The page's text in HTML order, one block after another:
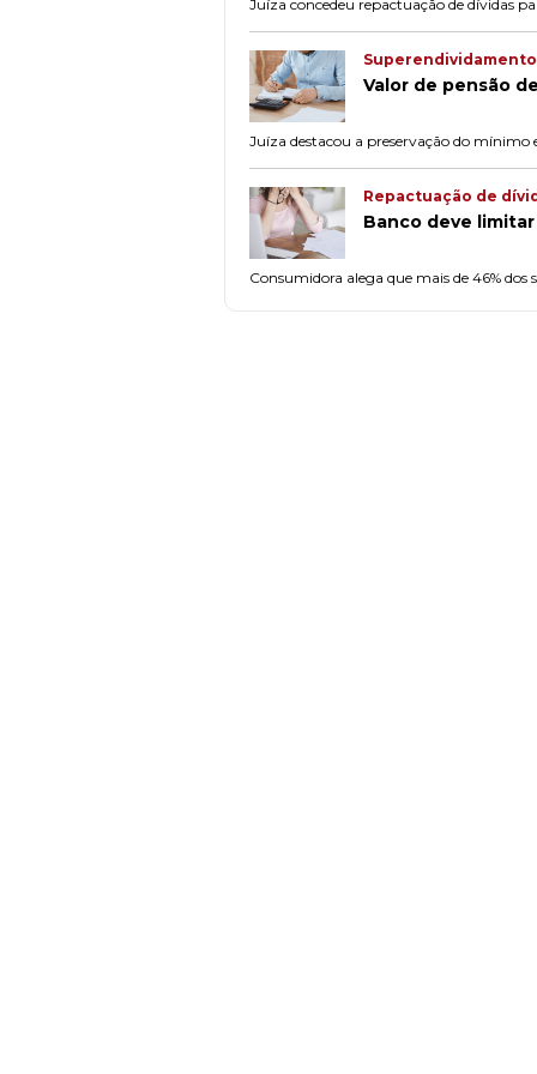
Juíza concedeu repactuação de dívidas
Superendividamento
Valor de pensão
Juíza destacou a preservação do mínimo
Repactuação de
Banco deve
Consumidora alega que mais de 46% dos